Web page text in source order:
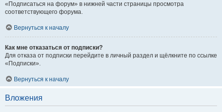
«Подписаться на форум» в нижней части страницы просмотра
соответствующего форума.
Вернуться к началу
Как мне отказаться от подписки?
Для отказа от подписки перейдите в личный раздел и щёлкните по ссылке
«Подписки».
Вернуться к началу
Вложения